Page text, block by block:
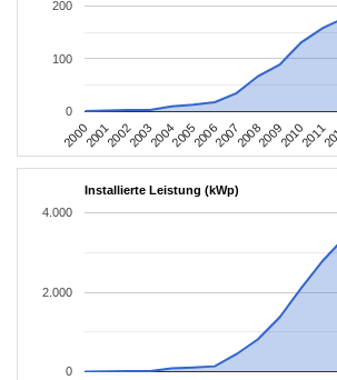
200020012002200320042005200620072008200920102011
0
100
200
Installierte Leistung (kWp)
0
2.000
4.000